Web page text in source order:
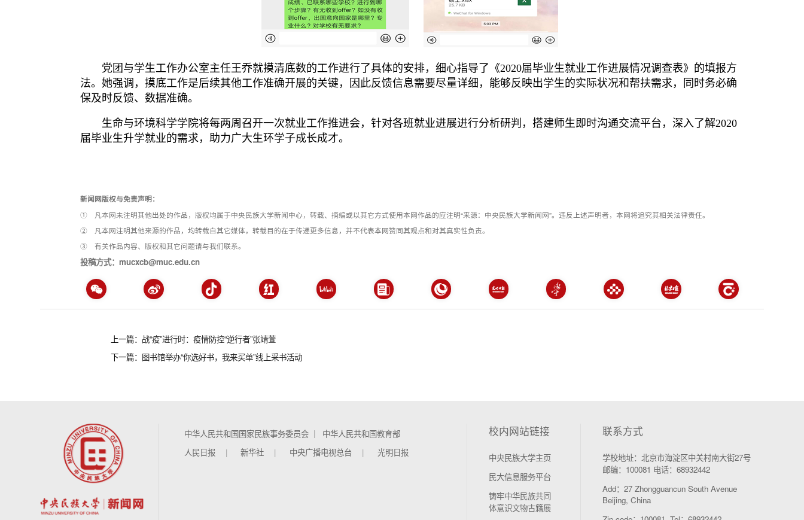
党团与学生工作办公室主任王乔就摸清底数的工作进行了具体的安排，细心指导了《2020届毕业生就业工作进展情况调查表》的填报方
法。她强调，摸底工作是后续其他工作准确开展的关键，因此反馈信息需要尽量详细，能够反映出学生的实际状况和帮扶需求，同时务必确
保及时反馈、数据准确。
生命与环境科学学院将每两周召开一次就业工作推进会，针对各班就业进展进行分析研判，搭建师生即时沟通交流平台，深入了解2020
届毕业生升学就业的需求，助力广大生环学子成长成才。
新闻网版权与免责声明：
① 凡本网未注明其他出处的作品，版权均属于中央民族大学新闻中心，转载、摘编或以其它方式使用本网作品的应注明“来源：中央民族大学新闻网”。违反上述声明者，本网将追究其相关法律责任。
② 凡本网注明其他来源的作品，均转载自其它媒体，转载目的在于传递更多信息，并不代表本网赞同其观点和对其真实性负责。
③ 有关作品内容、版权和其它问题请与我们联系。
投稿方式：mucxcb@muc.edu.cn
上一篇： 战“疫”进行时：疫情防控“逆行者”张靖萱
下一篇： 图书馆举办“你选好书，我来买单”线上采书活动
中华人民共和国国家民族事务委员会
中华人民共和国教育部
人民日报
新华社 中央广播电视总台 光明日报
校内网站链接
中央民族大学主页
民大信息服务平台
铸牢中华民族共同
体意识文物古籍展
联系方式
学校地址：北京市海淀区中关村南大街27号
邮编：100081 电话：68932442
Add：27 Zhongguancun South Avenue
Beijing, China